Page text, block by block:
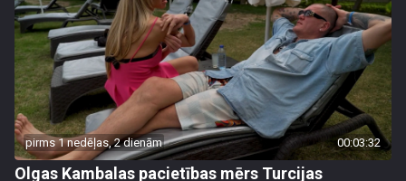
pirms 1 nedēļas, 2 dienām 00:03:32
Olgas Kambalas pacietības mērs Turcijas